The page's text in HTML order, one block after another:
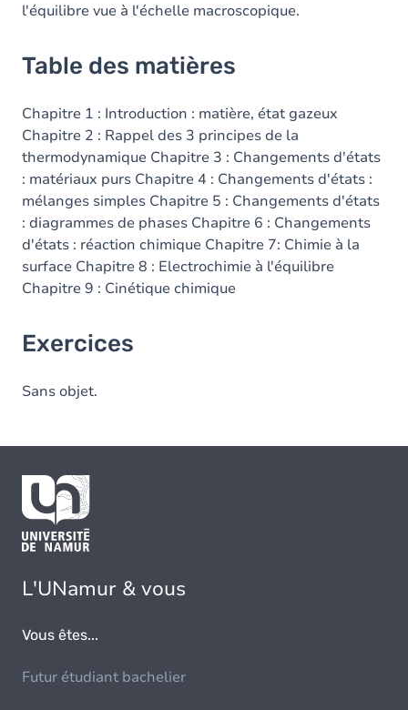
l'équilibre vue à l'échelle macroscopique.
Table des matières
Chapitre 1 : Introduction : matière, état gazeux
Chapitre 2 : Rappel des 3 principes de la
thermodynamique Chapitre 3 : Changements d'états
: matériaux purs Chapitre 4 : Changements d'états :
mélanges simples Chapitre 5 : Changements d'états
: diagrammes de phases Chapitre 6 : Changements
d'états : réaction chimique Chapitre 7: Chimie à la
surface Chapitre 8 : Electrochimie à l'équilibre
Chapitre 9 : Cinétique chimique
Exercices
Sans objet.
L'UNamur & vous
Vous êtes...
Futur étudiant bachelier